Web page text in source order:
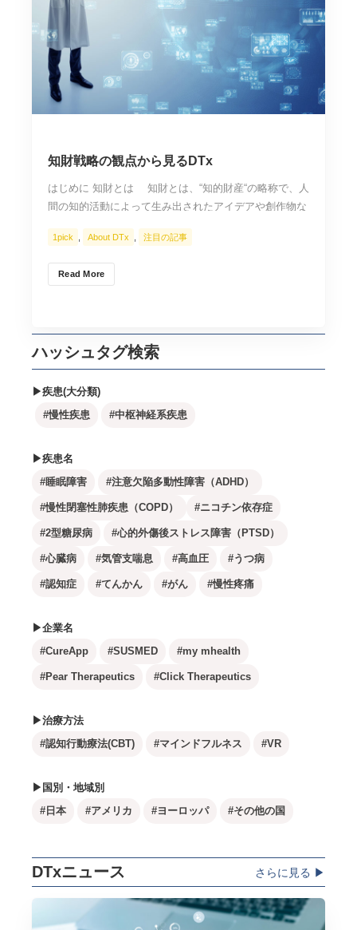
知財戦略の観点から見るDTx
はじめに 知財とは 知財とは、“知的財産“の略称で、人
間の知的活動によって生み出されたアイデアや創作物な
法律上保護される権利のことを知的財産権と呼びます
が、その種類は様々です。そしてこの記事では、特許庁
に登録することで効力を発揮する「特許権」と「実用新
Read More
1pick About DTx 注目の記事
ハッシュタグ検索
▶疾患(大分類)
#慢性疾患
#中枢神経系疾患
▶疾患名
#睡眠障害
#注意欠陥多動性障害（ADHD）
#慢性閉塞性肺疾患（COPD） #ニコチン依存症
#2型糖尿病 #心的外傷後ストレス障害（PTSD）
#心臓病 #気管支喘息 #高血圧 #うつ病
#認知症 #てんかん #がん #慢性疼痛
▶企業名
#CureApp
#SUSMED #my mhealth
#Pear Therapeutics #Click Therapeutics
▶治療方法
#認知行動療法(CBT)
#マインドフルネス #VR
▶国別・地域別
#日本
#アメリカ #ヨーロッパ #その他の国
DTxニュース さらに見る ▶︎